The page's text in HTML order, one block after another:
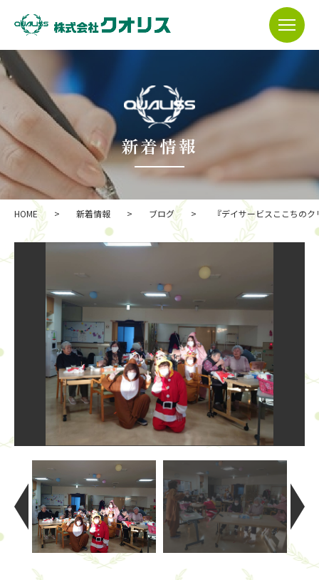
新着情報
HOME > 新着情報 > ブログ > 『デイサービスここちの